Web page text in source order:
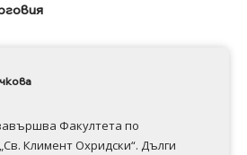
Факултета по
Климент Охридски“. Дълги